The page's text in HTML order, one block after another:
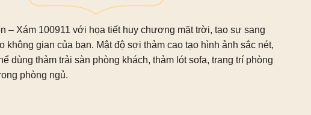
– Xám 100911 với họa tiết huy chương mặt trời, tạo sự sang
không gian của bạn. Mật độ sợi thảm cao tạo hình ảnh sắc nét,
dùng thảm trải sàn phòng khách, thảm lót sofa, trang trí phòng
phòng ngủ.